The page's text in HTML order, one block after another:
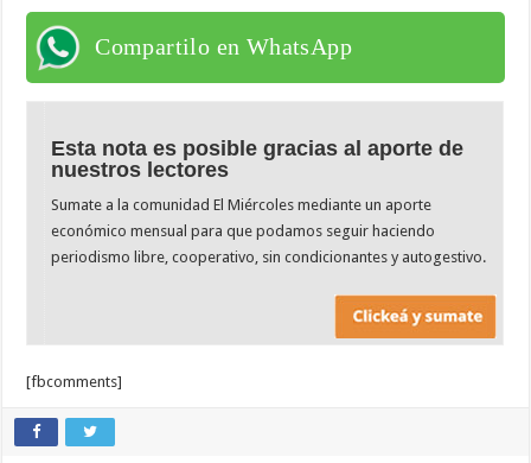
Compartilo en WhatsApp
Esta nota es posible gracias al aporte de
nuestros lectores
Sumate a la comunidad El Miércoles mediante un aporte
económico mensual para que podamos seguir haciendo
periodismo libre, cooperativo, sin condicionantes y autogestivo.
[fbcomments]